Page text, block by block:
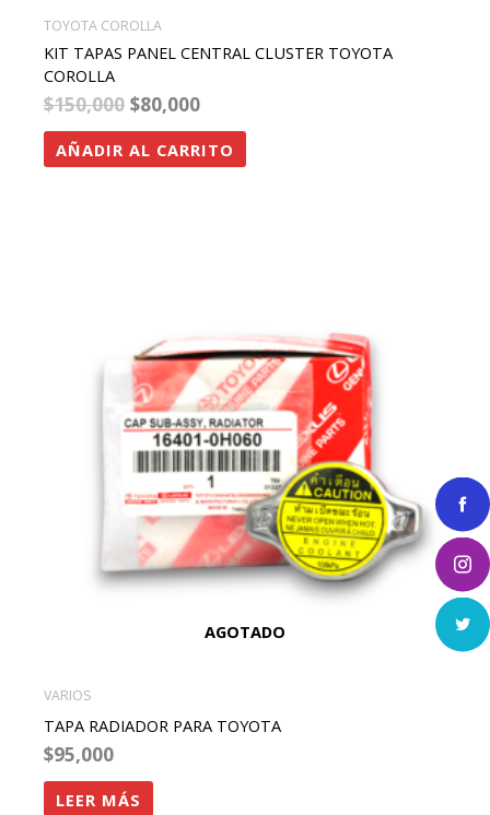
TOYOTA COROLLA
KIT TAPAS PANEL CENTRAL CLUSTER TOYOTA
COROLLA
$150,000 $80,000
AÑADIR AL CARRITO
AGOTADO
VARIOS
TAPA RADIADOR PARA TOYOTA
$95,000
LEER MÁS